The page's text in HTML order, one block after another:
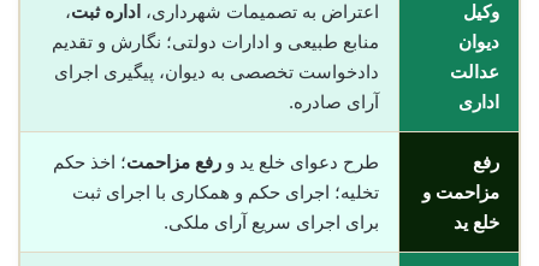
وکیل
دیوان
عدالت
اداری
اعتراض به تصمیمات شهرداری، اداره ثبت،
منابع طبیعی و ادارات دولتی؛ نگارش و تقدیم
دادخواست تخصصی به دیوان، پیگیری اجرای
آرای صادره.
رفع
مزاحمت و
خلع ید
طرح دعوای خلع ید و رفع مزاحمت؛ اخذ حکم
تخلیه؛ اجرای حکم و همکاری با اجرای ثبت
برای اجرای سریع آرای ملکی.